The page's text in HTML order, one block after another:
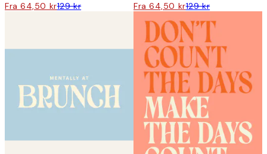
Fra 64,50 kr129 kr Fra 64,50 kr129 kr